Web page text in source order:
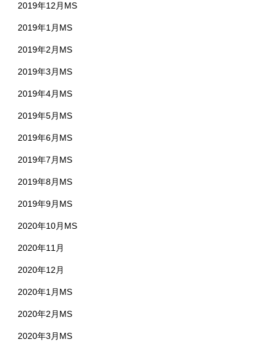
2019年12月MS
2019年1月MS
2019年2月MS
2019年3月MS
2019年4月MS
2019年5月MS
2019年6月MS
2019年7月MS
2019年8月MS
2019年9月MS
2020年10月MS
2020年11月
2020年12月
2020年1月MS
2020年2月MS
2020年3月MS